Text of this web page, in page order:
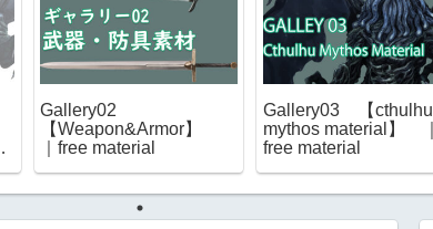
Gallery02
【Weapon&Armor】
｜free material
Gallery03 【cthulhu
mythos material】 ｜
free material